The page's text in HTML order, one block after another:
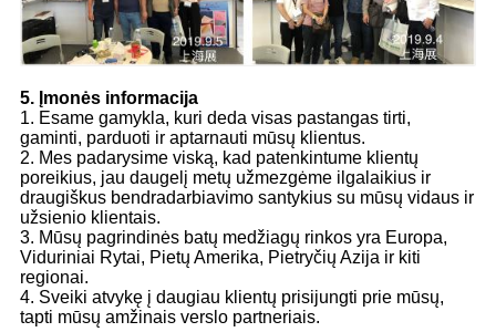
5. Įmonės informacija
1. Esame gamykla, kuri deda visas pastangas tirti,
gaminti, parduoti ir aptarnauti mūsų klientus.
2. Mes padarysime viską, kad patenkintume klientų
poreikius, jau daugelį metų užmezgėme ilgalaikius ir
draugiškus bendradarbiavimo santykius su mūsų vidaus ir
užsienio klientais.
3. Mūsų pagrindinės batų medžiagų rinkos yra Europa,
Viduriniai Rytai, Pietų Amerika, Pietryčių Azija ir kiti
regionai.
4. Sveiki atvykę į daugiau klientų prisijungti prie mūsų,
tapti mūsų amžinais verslo partneriais.